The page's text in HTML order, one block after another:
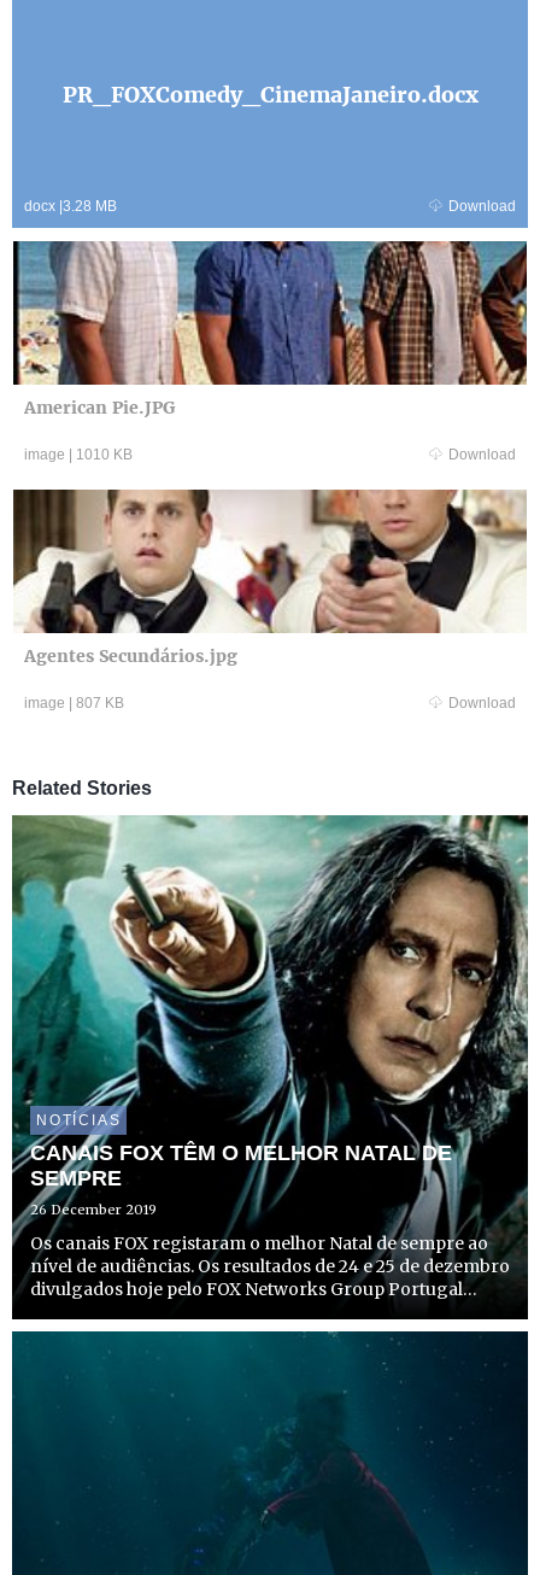
PR_FOXComedy_CinemaJaneiro.docx
docx |3.28 MB Download
American Pie.JPG
image | 1010 KB Download
Agentes Secundários.jpg
image | 807 KB Download
Related Stories
NOTÍCIAS
CANAIS FOX TÊM O MELHOR NATAL DE
SEMPRE
26 December 2019
Os canais FOX registaram o melhor Natal de sempre ao
nível de audiências. Os resultados de 24 e 25 de dezembro
divulgados hoje pelo FOX Networks Group Portugal
líder em share de audiência, com a FOX a registar os